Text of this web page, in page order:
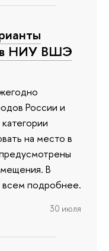
НИУ ВШЭ
России и
на место в
В
всем подробнее.
30 июля